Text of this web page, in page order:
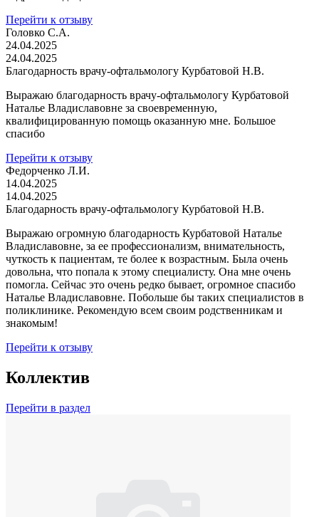
Перейти к отзыву
Головко С.А.
24.04.2025
24.04.2025
Благодарность врачу-офтальмологу Курбатовой Н.В.
Выражаю благодарность врачу-офтальмологу Курбатовой
Наталье Владиславовне за своевременную,
квалифицированную помощь оказанную мне. Большое
спасибо
Перейти к отзыву
Федорченко Л.И.
14.04.2025
14.04.2025
Благодарность врачу-офтальмологу Курбатовой Н.В.
Выражаю огромную благодарность Курбатовой Наталье
Владиславовне, за ее профессионализм, внимательность,
чуткость к пациентам, те более к возрастным. Была очень
довольна, что попала к этому специалисту. Она мне очень
помогла. Сейчас это очень редко бывает, огромное спасибо
Наталье Владиславовне. Побольше бы таких специалистов в
поликлинике. Рекомендую всем своим родственникам и
знакомым!
Перейти к отзыву
Коллектив
Перейти в раздел